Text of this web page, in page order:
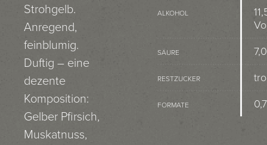
Strohgelb.
Anregend,
feinblumig.
Duftig – eine
dezente
Komposition:
Gelber Pfirsich,
Muskatnuss,
ALKOHOL
SÄURE
RESTZUCKER
FORMATE